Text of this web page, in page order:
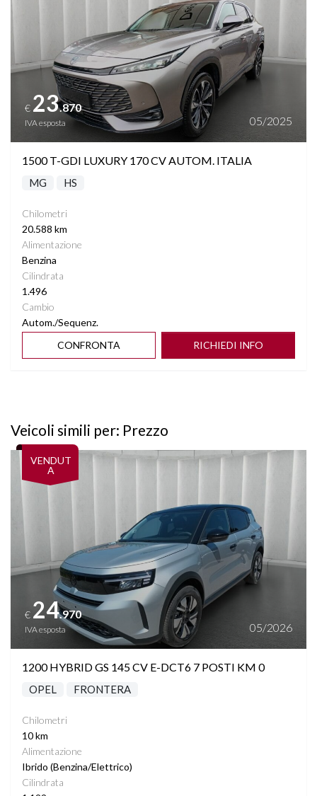
€ 23.870
IVA esposta 05/2025
1500 T-GDI LUXURY 170 CV AUTOM. ITALIA
MG HS
Chilometri
20.588 km
Alimentazione
Benzina
Cilindrata
1.496
Cambio
Autom./Sequenz.
CONFRONTA
RICHIEDI INFO
Veicoli simili per: Prezzo
VENDUT
A
Vedi dettagli
€ 24.970
IVA esposta 05/2026
1200 HYBRID GS 145 CV E-DCT6 7 POSTI KM 0
OPEL FRONTERA
Chilometri
10 km
Alimentazione
Ibrido (Benzina/Elettrico)
Cilindrata